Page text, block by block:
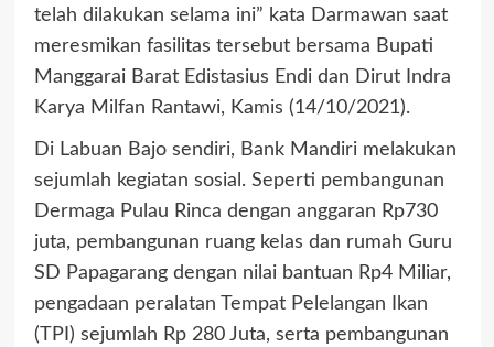
telah dilakukan selama ini” kata Darmawan saat
meresmikan fasilitas tersebut bersama Bupati
Manggarai Barat Edistasius Endi dan Dirut Indra
Karya Milfan Rantawi, Kamis (14/10/2021).
Di Labuan Bajo sendiri, Bank Mandiri melakukan
sejumlah kegiatan sosial. Seperti pembangunan
Dermaga Pulau Rinca dengan anggaran Rp730
juta, pembangunan ruang kelas dan rumah Guru
SD Papagarang dengan nilai bantuan Rp4 Miliar,
pengadaan peralatan Tempat Pelelangan Ikan
(TPI) sejumlah Rp 280 Juta, serta pembangunan